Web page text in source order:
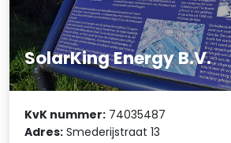
SolarKing Energy B.V.
KvK nummer: 74035487
Adres: Smederijstraat 13